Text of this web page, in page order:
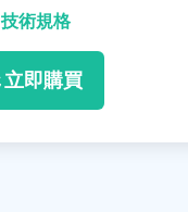
技術規格
立即購買